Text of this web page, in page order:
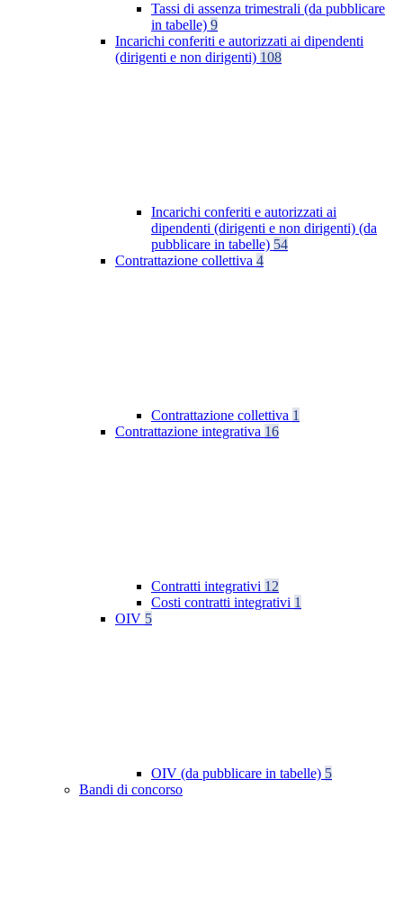
Tassi di assenza trimestrali (da pubblicare
in tabelle) 9
Incarichi conferiti e autorizzati ai dipendenti
(dirigenti e non dirigenti) 108
Incarichi conferiti e autorizzati ai
dipendenti (dirigenti e non dirigenti) (da
pubblicare in tabelle) 54
Contrattazione collettiva 4
Contrattazione collettiva 1
Contrattazione integrativa 16
Contratti integrativi 12
Costi contratti integrativi 1
OIV 5
OIV (da pubblicare in tabelle) 5
Bandi di concorso